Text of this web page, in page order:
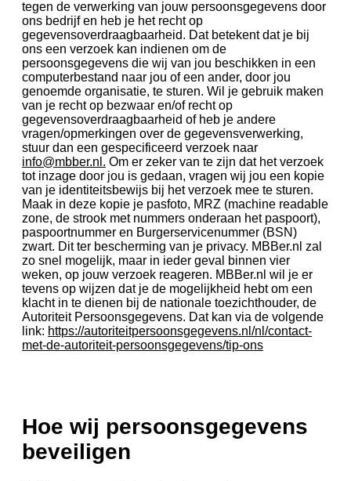
tegen de verwerking van jouw persoonsgegevens door
ons bedrijf en heb je het recht op
gegevensoverdraagbaarheid. Dat betekent dat je bij
ons een verzoek kan indienen om de
persoonsgegevens die wij van jou beschikken in een
computerbestand naar jou of een ander, door jou
genoemde organisatie, te sturen. Wil je gebruik maken
van je recht op bezwaar en/of recht op
gegevensoverdraagbaarheid of heb je andere
vragen/opmerkingen over de gegevensverwerking,
stuur dan een gespecificeerd verzoek naar
info@mbber.nl . Om er zeker van te zijn dat het verzoek
tot inzage door jou is gedaan, vragen wij jou een kopie
van je identiteitsbewijs bij het verzoek mee te sturen.
Maak in deze kopie je pasfoto, MRZ (machine readable
zone, de strook met nummers onderaan het paspoort),
paspoortnummer en Burgerservicenummer (BSN)
zwart. Dit ter bescherming van je privacy. MBBer.nl zal
zo snel mogelijk, maar in ieder geval binnen vier
weken, op jouw verzoek reageren. MBBer.nl wil je er
tevens op wijzen dat je de mogelijkheid hebt om een
klacht in te dienen bij de nationale toezichthouder, de
Autoriteit Persoonsgegevens. Dat kan via de volgende
link: https://autoriteitpersoonsgegevens.nl/nl/contact-
met-de-autoriteit-persoonsgegevens/tip-ons
Hoe wij persoonsgegevens
beveiligen